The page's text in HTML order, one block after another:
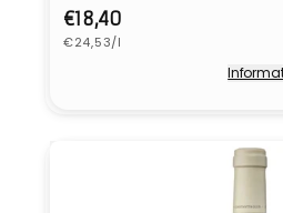
Normale
prijs
€18,40
Eenheidsprijs
€24,53/l